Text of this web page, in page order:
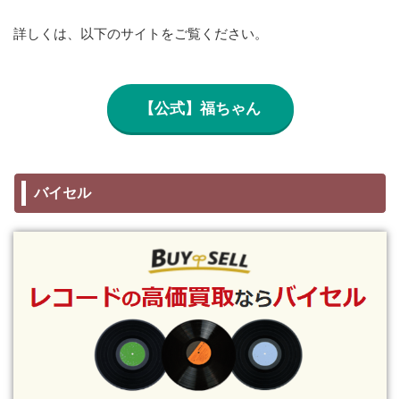
詳しくは、以下のサイトをご覧ください。
【公式】福ちゃん
バイセル